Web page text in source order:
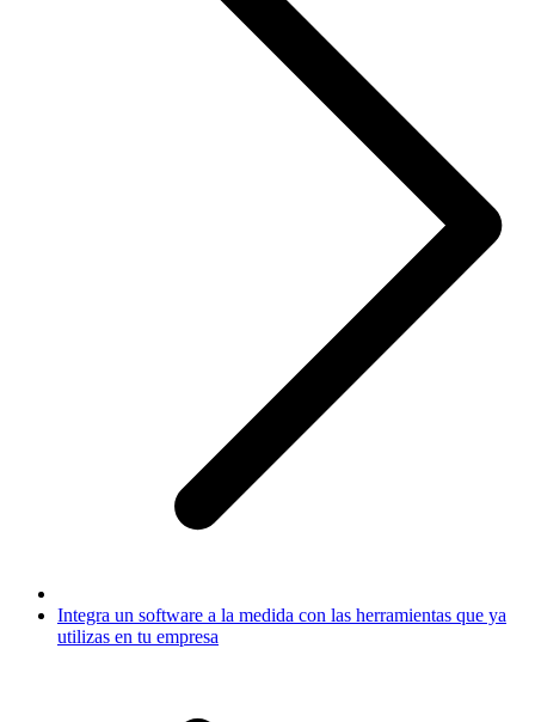
Integra un software a la medida con las herramientas que ya
utilizas en tu empresa